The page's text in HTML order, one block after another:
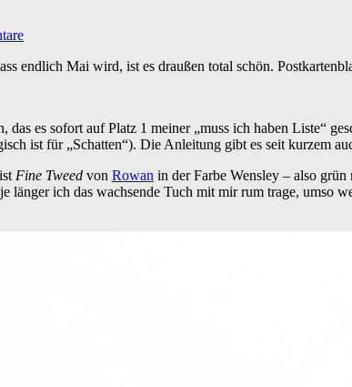
endlich Mai wird, ist es draußen total schön.
es sofort auf Platz 1 meiner „muss ich haben Liste“
ist für „Schatten“). Die Anleitung gibt es seit kurzem
Fine Tweed von Rowan in der Farbe Wensley – also
länger ich das wachsende Tuch mit mir rum trage, umso